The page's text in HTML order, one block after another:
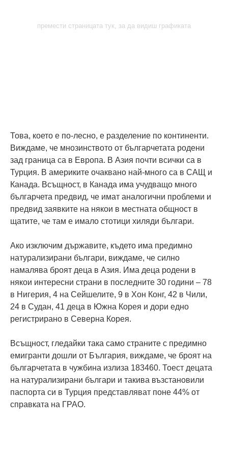
премести страницата тук, за да видиш графиката
Това, което е по-лесно, е разделение по континенти.
Виждаме, че мнозинството от българчетата родени
зад граница са в Европа. В Азия почти всички са в
Турция. В америките очаквано най-много са в САЩ и
Канада. Всъщност, в Канада има учудващо много
българчета предвид, че имат аналогични проблеми и
предвид заявките на някои в местната общност в
щатите, че там е имало стотици хиляди българи.
Ако изключим държавите, където има предимно
натурализирани българи, виждаме, че силно
намалява броят деца в Азия. Има деца родени в
някои интересни страни в последните 30 години – 78
в Нигерия, 4 на Сейшелите, 9 в Хон Конг, 42 в Чили,
24 в Судан, 41 деца в Южна Корея и дори едно
регистрирано в Северна Корея.
Всъщност, гледайки така само страните с предимно
емигранти дошли от България, виждаме, че броят на
българчетата в чужбина излиза 183460. Тоест децата
на натурализирани българи и такива възстановили
паспорта си в Турция представляват поне 44% от
справката на ГРАО.